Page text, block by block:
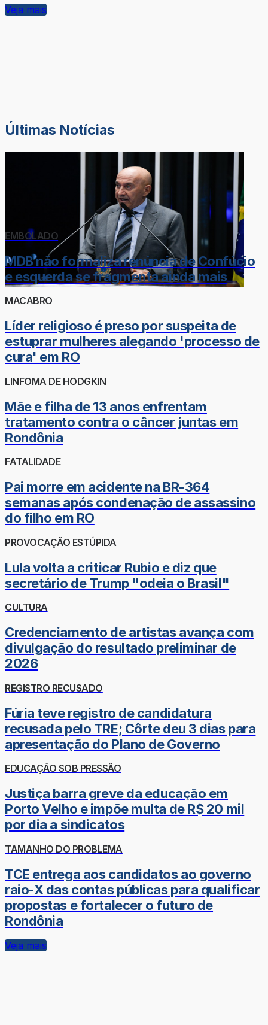
Veja mais
Últimas Notícias
EMBOLADO
MDB não formaliza renúncia de Confúcio
e esquerda se fragmenta ainda mais
MACABRO
Líder religioso é preso por suspeita de
estuprar mulheres alegando 'processo de
cura' em RO
LINFOMA DE HODGKIN
Mãe e filha de 13 anos enfrentam
tratamento contra o câncer juntas em
Rondônia
FATALIDADE
Pai morre em acidente na BR-364
semanas após condenação de assassino
do filho em RO
PROVOCAÇÃO ESTÚPIDA
Lula volta a criticar Rubio e diz que
secretário de Trump "odeia o Brasil"
CULTURA
Credenciamento de artistas avança com
divulgação do resultado preliminar de
2026
REGISTRO RECUSADO
Fúria teve registro de candidatura
recusada pelo TRE; Côrte deu 3 dias para
apresentação do Plano de Governo
EDUCAÇÃO SOB PRESSÃO
Justiça barra greve da educação em
Porto Velho e impõe multa de R$ 20 mil
por dia a sindicatos
TAMANHO DO PROBLEMA
TCE entrega aos candidatos ao governo
raio-X das contas públicas para qualificar
propostas e fortalecer o futuro de
Rondônia
Veja mais